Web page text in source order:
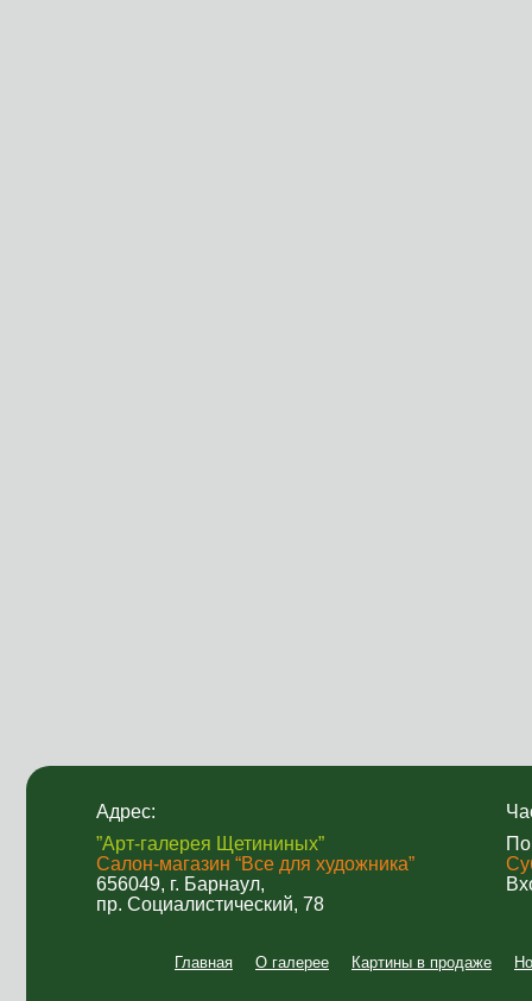
Адрес:
”Арт-галерея Щетининых”
Салон-магазин “Все для художника”
656049, г. Барнаул,
пр. Социалистический, 78
Главная О галерее Картины в продаже